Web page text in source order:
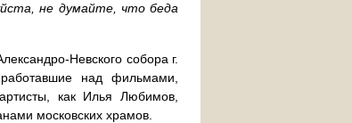
не думайте, что беда
Невского собора г.
над фильмами,
как Илья Любимов,
московских храмов.